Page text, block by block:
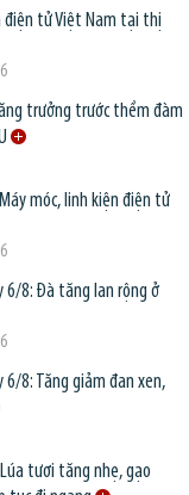
điện tử Việt Nam tại thị
trưởng trước thềm đàm
móc, linh kiện điện tử
6/8: Đà tăng lan rộng ở
6/8: Tăng giảm đan xen,
tươi tăng nhẹ, gạo